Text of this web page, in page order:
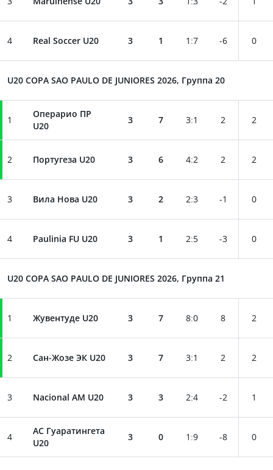
4 Real Soccer U20 3 1 1 :7 -6 0
U20 COPA SAO PAULO DE JUNIORES 2026, Группа 20
1
Операрио ПР
U20
3 7 3:1 2 2
2 Португеза U20 3 6 4:2 2 2
3 Вила Нова U20 3 2 2:3 -1 0
4 Paulinia FU U20 3 1 2:5 -3 0
U20 COPA SAO PAULO DE JUNIORES 2026, Группа 21
1 Жувентуде U20 3 7 8:0 8 2
2 Сан-Жозе ЭК U20 3 7 3:1 2 2
3 Nacional AM U20 3 3 2:4 -2 1
4
АC Гуаратингета
U20
3 0 1 :9 -8 0